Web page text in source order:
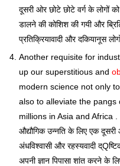
दूसरी ओर छोटे छोटे वर्ग के लोगों
डालने की कोशिश की गयी और
प्रतिक्रियावादी और दकियानूस
Another requisite for
up our superstitious and
modern science not only
also to alleviate the
millions in Asia and Africa .
औद्यौगिक उन्नति के लिए एक
अंधविश्वासी और रहस्यवादी
अपनी ज्ञान पिपासा शांत करने के